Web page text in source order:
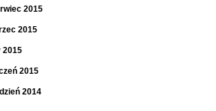
2015
2015
2015
2015
2014